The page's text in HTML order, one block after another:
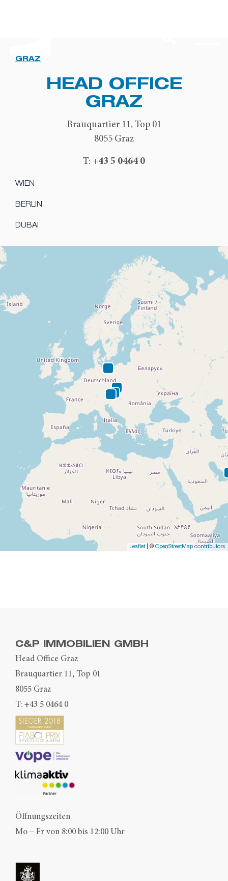
GRAZ
HEAD OFFICE
GRAZ
Brauquartier 11, Top 01
8055 Graz
T: +43 5 0464 0
WIEN
BERLIN
DUBAI
Leaflet| © OpenStreetMap contributors
C&P IMMOBILIEN GMBH
Head Office Graz
Brauquartier 11, Top 01
8055 Graz
T: +43 5 0464 0
Öffnungszeiten
Mo – Fr von 8:00 bis 12:00 Uhr